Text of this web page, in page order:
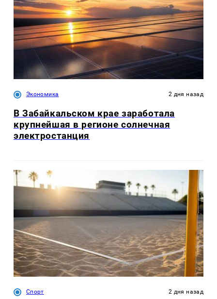
Экономика 2 дня назад
В Забайкальском крае заработала
крупнейшая в регионе солнечная
электростанция
Спорт 2 дня назад